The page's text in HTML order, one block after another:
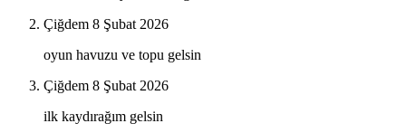
Çiğdem 8 Şubat 2026
oyun havuzu ve topu gelsin
Çiğdem 8 Şubat 2026
ilk kaydırağım gelsin